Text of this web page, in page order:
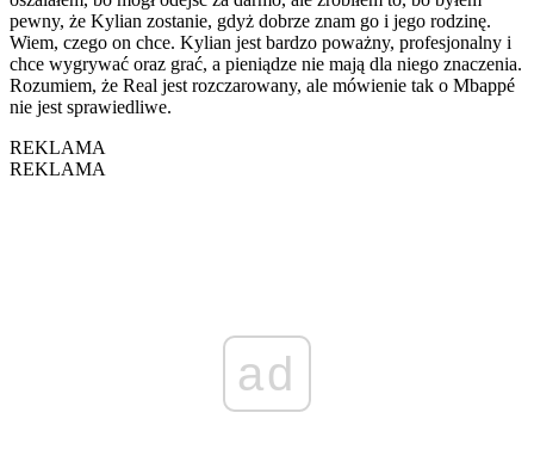
pewny, że Kylian zostanie, gdyż dobrze znam go i jego rodzinę.
Wiem, czego on chce. Kylian jest bardzo poważny, profesjonalny i
chce wygrywać oraz grać, a pieniądze nie mają dla niego znaczenia.
Rozumiem, że Real jest rozczarowany, ale mówienie tak o Mbappé
nie jest sprawiedliwe.
REKLAMA
REKLAMA
ad